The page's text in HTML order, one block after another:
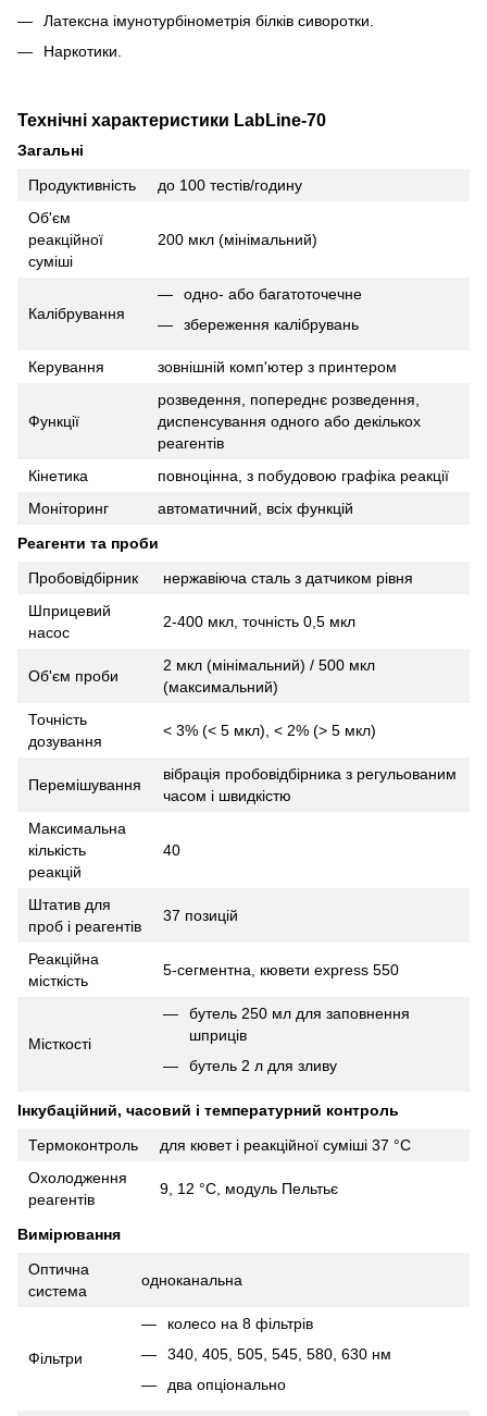
Латексна імунотурбінометрія білків сиворотки.
Наркотики.
Технічні характеристики LabLine-70
Загальні
Продуктивність
до 100 тестів/годину
Об'єм
реакційної
суміші
200 мкл (мінімальний)
Калібрування
одно- або багатоточечне
збереження калібрувань
Керування зовнішній комп'ютер з принтером
Функції
розведення, попереднє розведення,
диспенсування одного або декількох
реагентів
Кінетика
повноцінна, з побудовою графіка реакції
Моніторинг
автоматичний, всіх функцій
Реагенти та проби
Пробовідбірник
нержавіюча сталь з датчиком рівня
Шприцевий
насос
2-400 мкл, точність 0,5 мкл
Об'єм проби
2 мкл (мінімальний) / 500 мкл
(максимальний)
Точність
дозування
< 3% (< 5 мкл), < 2% (> 5 мкл)
Перемішування
вібрація пробовідбірника з регульованим
часом і швидкістю
Максимальна
кількість
реакцій
40
Штатив для
проб і реагентів
37 позицій
Реакційна
місткість
5-сегментна, кювети express 550
Місткості
бутель 250 мл для заповнення
шприців
бутель 2 л для зливу
Інкубаційний, часовий і температурний контроль
Термоконтроль
для кювет і реакційної суміші 37 °С
Охолодження
реагентів
9, 12 °С, модуль Пельтьє
Вимірювання
Оптична
система
одноканальна
Фільтри
колесо на 8 фільтрів
340, 405, 505, 545, 580, 630 нм
два опціонально